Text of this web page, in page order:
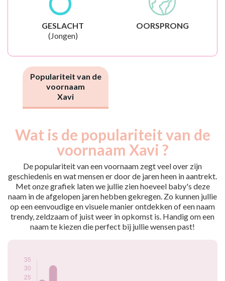
GESLACHT
(Jongen)
OORSPRONG
Populariteit van de
voornaam
Xavi
Wat is de populariteit van de
voornaam Xavi ?
De populariteit van een voornaam zegt veel over zijn
geschiedenis en wat mensen er door de jaren heen in aantrekt.
Met onze grafiek laten we jullie zien hoeveel baby's deze
naam in de afgelopen jaren hebben gekregen. Zo kunnen jullie
op een eenvoudige en visuele manier ontdekken of een naam
trendy, zeldzaam of juist weer in opkomst is. Handig om een
naam te kiezen die perfect bij jullie wensen past!
Année
Nouveaux-
nés
2010
24
2011
32
2012
20
2013
17
2014
20
2015
18
18
2019
2020